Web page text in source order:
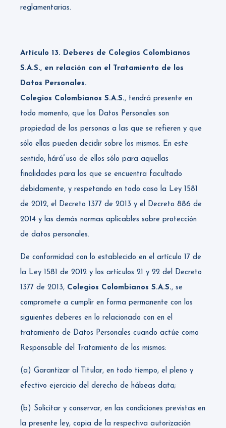
reglamentarias.
Artículo 13. Deberes de Colegios Colombianos
S.A.S., en relación con el Tratamiento de los
Datos Personales.
Colegios Colombianos S.A.S., tendrá presente en
todo momento, que los Datos Personales son
propiedad de las personas a las que se refieren y que
sólo ellas pueden decidir sobre los mismos. En este
sentido, hárá́́ uso de ellos sólo para aquellas
finalidades para las que se encuentra facultado
debidamente, y respetando en todo caso la Ley 1581
de 2012, el Decreto 1377 de 2013 y el Decreto 886 de
2014 y las demás normas aplicables sobre protección
de datos personales.
De conformidad con lo establecido en el artículo 17 de
la Ley 1581 de 2012 y los artículos 21 y 22 del Decreto
1377 de 2013, Colegios Colombianos S.A.S., se
compromete a cumplir en forma permanente con los
siguientes deberes en lo relacionado con en el
tratamiento de Datos Personales cuando actúe como
Responsable del Tratamiento de los mismos:
(a) Garantizar al Titular, en todo tiempo, el pleno y
efectivo ejercicio del derecho de hábeas data;
(b) Solicitar y conservar, en las condiciones previstas en
la presente ley, copia de la respectiva autorización